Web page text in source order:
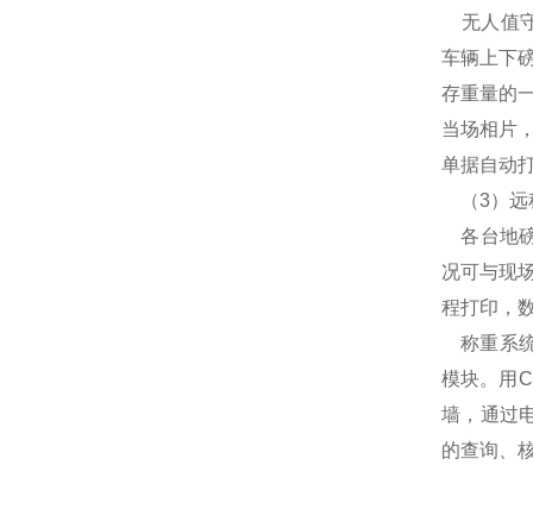
无人值
车辆上下
存重量的
当场相片
单据自动
（3）远
各台地
况可与现
程打印，
称重系
模块。用
墙，通过
的查询、